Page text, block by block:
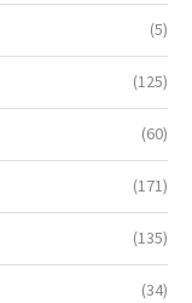
(5)
(125)
(60)
(171)
(135)
(34)